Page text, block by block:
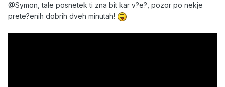
@Symon, tale posnetek ti zna bit kar v?e?, pozor po nekje
prete?enih dobrih dveh minutah!